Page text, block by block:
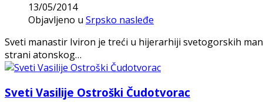
13/05/2014
Objavljeno u Srpsko nasleđe
Sveti manastir Iviron je treći u hijerarhiji svetogorskih
strani atonskog…
Sveti Vasilije Ostroški Čudotvorac